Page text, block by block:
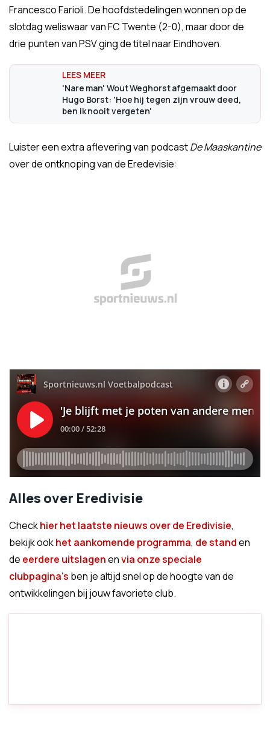
Francesco Farioli. De hoofdstedelingen wonnen op de
slotdag weliswaar van FC Twente (2-0), maar door de
drie punten van PSV ging de titel naar Eindhoven.
'Nare man' Wout Weghorst afgemaakt door
Hugo Borst: 'Hoe hij tegen zijn vrouw deed,
ben ik nooit vergeten'
Luister een extra aflevering van podcastDe Maaskantine
over de ontknoping van de Eredevisie:
Alles over Eredivisie
Checkhier het laatste nieuws over de Eredivisie,
bekijk ookhet aankomende programma, de standen
de eerdere uitslagenenvia onze speciale
clubpagina's ben je altijd snel op de hoogte van de
ontwikkelingen bij jouw favoriete club.